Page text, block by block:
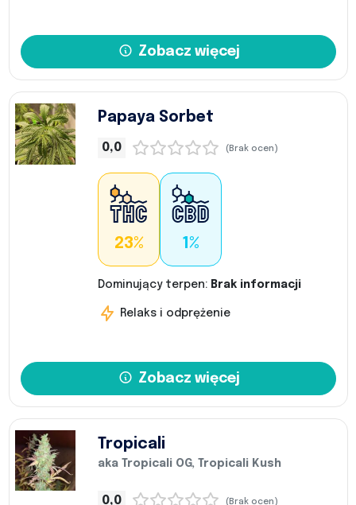
Zobacz więcej
Papaya Sorbet
0,0 (Brak ocen)
23% 1%
Dominujący terpen: Brak informacji
Relaks i odprężenie
Zobacz więcej
Tropicali
aka Tropicali OG, Tropicali Kush
0,0 (Brak ocen)